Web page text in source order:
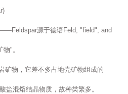
源于德语Feld, "field", and
"。
物，它差不多占地壳矿物组成的
盐混熔结晶物质，故种类繁多。